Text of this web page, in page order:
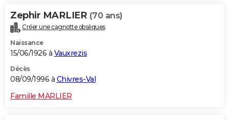
Zephir MARLIER (70 ans)
Créer une cagnotte obsèques
Naissance
15/06/1926 à Vauxrezis
Décès
08/09/1996 à Chivres-Val
Famille MARLIER